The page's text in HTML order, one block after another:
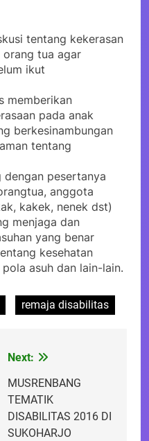
tentang kekerasan
orang tua agar
ikut
memberikan
pada anak
berkesinambungan
tentang
pesertanya
anggota
kakek, nenek dst)
menjaga dan
yang benar
kesehatan
asuh dan lain-lain.
remaja disabilitas
Next:
MUSRENBANG
TEMATIK
DISABILITAS 2016 DI
SUKOHARJO